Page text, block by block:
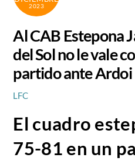
2023
Al CAB Estepona
del Sol no le vale
partido ante Ardoi
LFC
El cuadro
75-81 en un